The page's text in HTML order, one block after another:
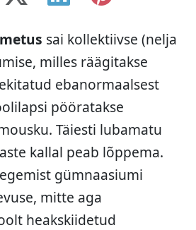
sai kollektiivse (nelja
milles räägitakse
ebanormaalsest
pööratakse
Täiesti lubamatu
kallal peab lõppema.
gümnaasiumi
mitte aga
heakskiidetud